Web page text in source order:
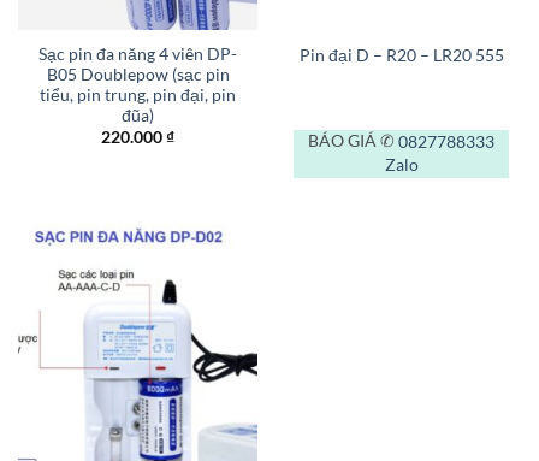
Sạc pin đa năng 4 viên DP-
B05 Doublepow (sạc pin
tiểu, pin trung, pin đại, pin
đũa)
220.000₫
Pin đại D – R20 – LR20 555
BÁO GIÁ ✆ 0827788333
Zalo